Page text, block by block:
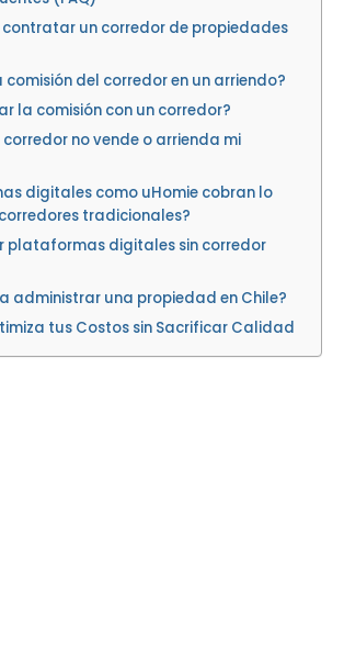
contratar un corredor de propiedades
del corredor en un arriendo?
la comisión con un corredor?
corredor no vende o arrienda mi
digitales como uHomie cobran lo
tradicionales?
plataformas digitales sin corredor
administrar una propiedad en Chile?
tus Costos sin Sacrificar Calidad